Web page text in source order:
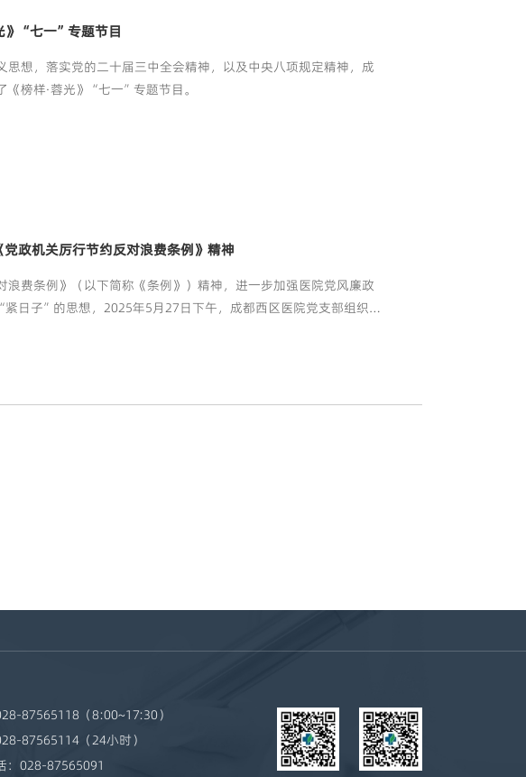
》“七一”专题节目
想，落实党的二十届三中全会精神，以及中央八项规定精神，成
榜样·蓉光》“七一”专题节目。
政机关厉行节约反对浪费条例》精神
费条例》（以下简称《条例》）精神，进一步加强医院党风廉政
日子”的思想，2025年5月27日下午，成都西区医院党支部组织党
87565118（8:00~17:30）
87565114（24小时）
028-87565091